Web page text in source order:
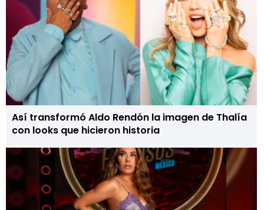
Así transformó Aldo Rendón la imagen de Thalía
con looks que hicieron historia